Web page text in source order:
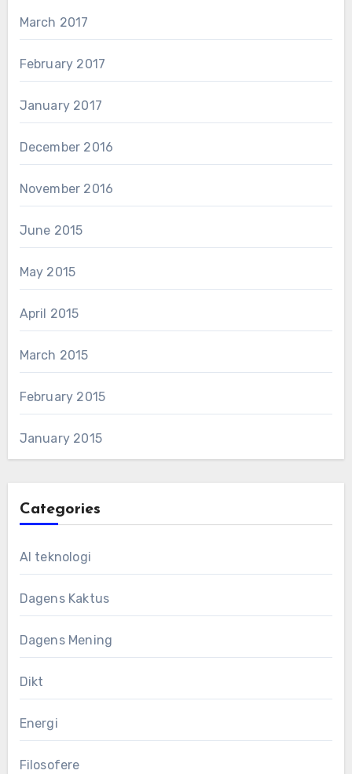
March 2017
February 2017
January 2017
December 2016
November 2016
June 2015
May 2015
April 2015
March 2015
February 2015
January 2015
Categories
AI teknologi
Dagens Kaktus
Dagens Mening
Dikt
Energi
Filosofere